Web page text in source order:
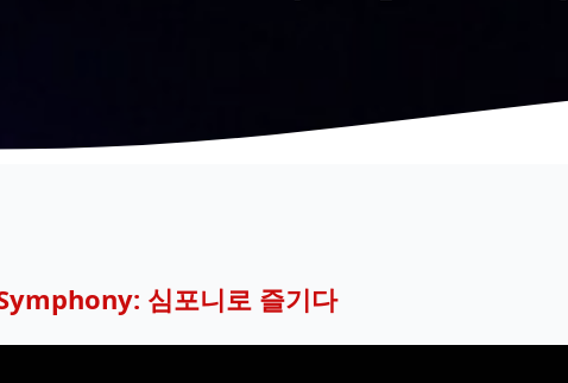
심포니로 즐기다